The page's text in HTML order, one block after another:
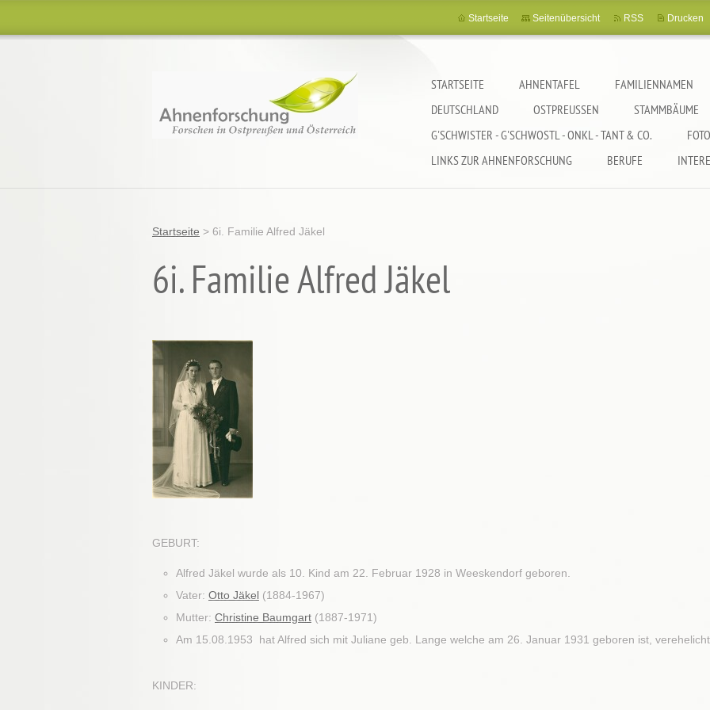
STARTSEITE AHNENTAFEL
FAMILIENNAMEN
DEUTSCHLAND
OSTPREUSSEN
STAMMBÄUME
G'SCHWISTER - G'SCHWOSTL - ONKL - TANT & CO.
LINKS ZUR AHNENFORSCHUNG
BERUFE
Startseite Seitenübersicht RSS Drucken
Startseite > 6i. Familie Alfred Jäkel
6i. Familie Alfred Jäkel
GEBURT:
Alfred Jäkel wurde als 10. Kind am 22. Februar 1928 in Weeskendorf geboren.
Vater: Otto Jäkel (1884-1967)
Mutter: Christine Baumgart (1887-1971)
Am 15.08.1953 hat Alfred sich mit Juliane geb. Lange welche am 26. Januar 1931 geboren ist,
KINDER: